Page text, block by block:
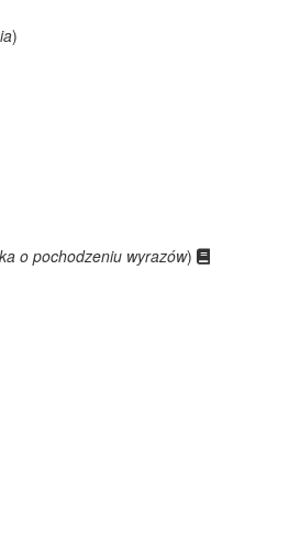
)
o pochodzeniu wyrazów)